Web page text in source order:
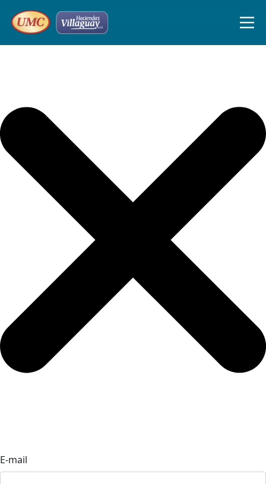
Iniciar sesión
E-mail